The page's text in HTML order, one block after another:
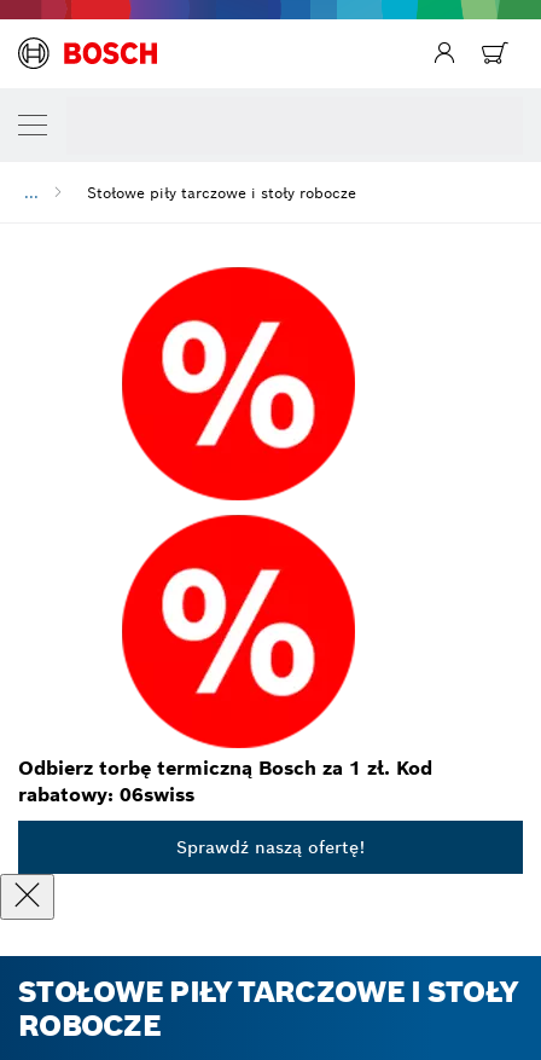
... Stołowe piły tarczowe i stoły robocze
Odbierz torbę termiczną Bosch za 1 zł. Kod
rabatowy: 06swiss
Sprawdź naszą ofertę!
STOŁOWE PIŁY TARCZOWE I STOŁY
ROBOCZE